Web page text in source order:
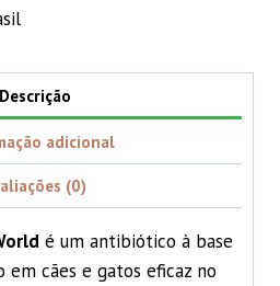
Descrição
adicional
(0)
é um antibiótico à base
em cães e gatos eficaz no